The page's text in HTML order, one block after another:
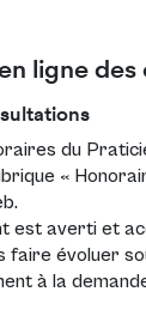
ligne
du
«
est averti et
faire évoluer
à la